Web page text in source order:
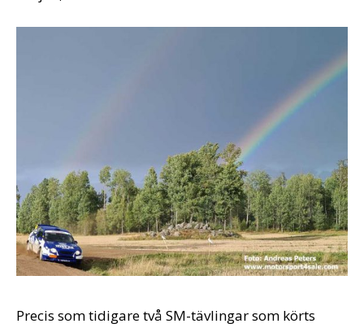
Precis som tidigare två SM-tävlingar som körts